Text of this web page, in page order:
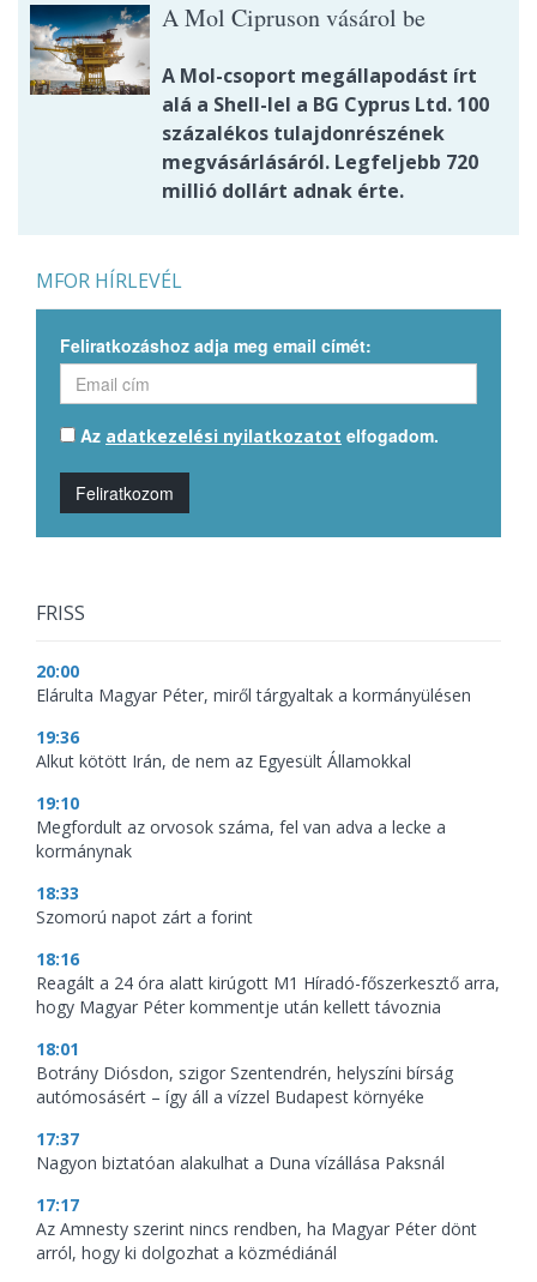
A Mol Cipruson vásárol be
A Mol-csoport megállapodást írt
alá a Shell-lel a BG Cyprus Ltd. 100
százalékos tulajdonrészének
megvásárlásáról. Legfeljebb 720
millió dollárt adnak érte.
MFOR HÍRLEVÉL
Feliratkozáshoz adja meg email címét:
Az adatkezelési nyilatkozatot elfogadom.
Feliratkozom
FRISS
20:00
Elárulta Magyar Péter, miről tárgyaltak a kormányülésen
19:36
Alkut kötött Irán, de nem az Egyesült Államokkal
19:10
Megfordult az orvosok száma, fel van adva a lecke a
kormánynak
18:33
Szomorú napot zárt a forint
18:16
Reagált a 24 óra alatt kirúgott M1 Híradó-főszerkesztő arra,
hogy Magyar Péter kommentje után kellett távoznia
18:01
Botrány Diósdon, szigor Szentendrén, helyszíni bírság
autómosásért – így áll a vízzel Budapest környéke
17:37
Nagyon biztatóan alakulhat a Duna vízállása Paksnál
17:17
Az Amnesty szerint nincs rendben, ha Magyar Péter dönt
arról, hogy ki dolgozhat a közmédiánál